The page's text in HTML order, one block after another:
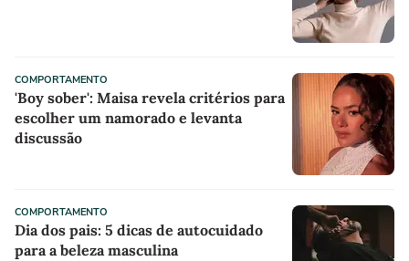
COMPORTAMENTO
'Boy sober': Maisa revela critérios para
escolher um namorado e levanta
discussão
COMPORTAMENTO
Dia dos pais: 5 dicas de autocuidado
para a beleza masculina